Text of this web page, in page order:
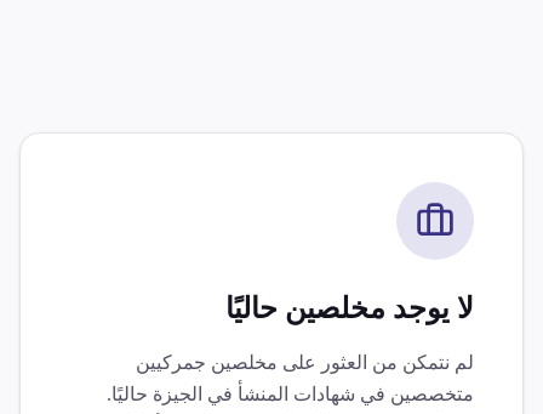
لا يوجد مخلصين حاليًا
لم نتمكن من العثور على مخلصين جمركيين
متخصصين في شهادات المنشأ في الجيزة حاليًا.